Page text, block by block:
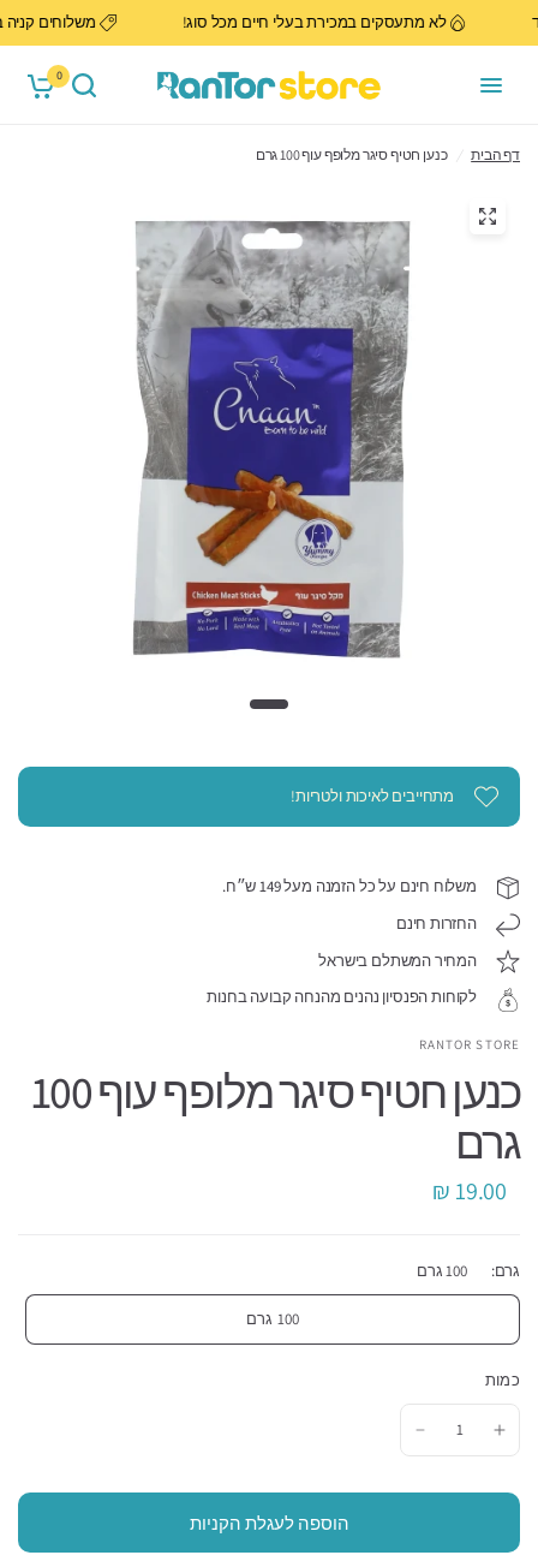
משלוחים לא מתעסקים במכירת בעלי חיים מכל סוג!
0
דף הבית / כנען חטיף סיגר מלופף עוף 100 גרם
מתחייבים לאיכות ולטריות!
משלוח חינם על כל הזמנה מעל 149 ש״ח.
החזרות חינם
המחיר המשתלם בישראל
לקוחות הפנסיון נהנים מהנחה קבועה בחנות
RANTOR STORE
כנען חטיף סיגר מלופף עוף 100
גרם
19.00 ₪
גרם: 100 גרם
100 גרם
כמות
הוספה לעגלת הקניות